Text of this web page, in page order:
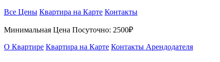
Все Цены Квартира на Карте Контакты
Минимальная Цена Посуточно: 2500₽
О Квартире Квартира на Карте Контакты Арендодателя